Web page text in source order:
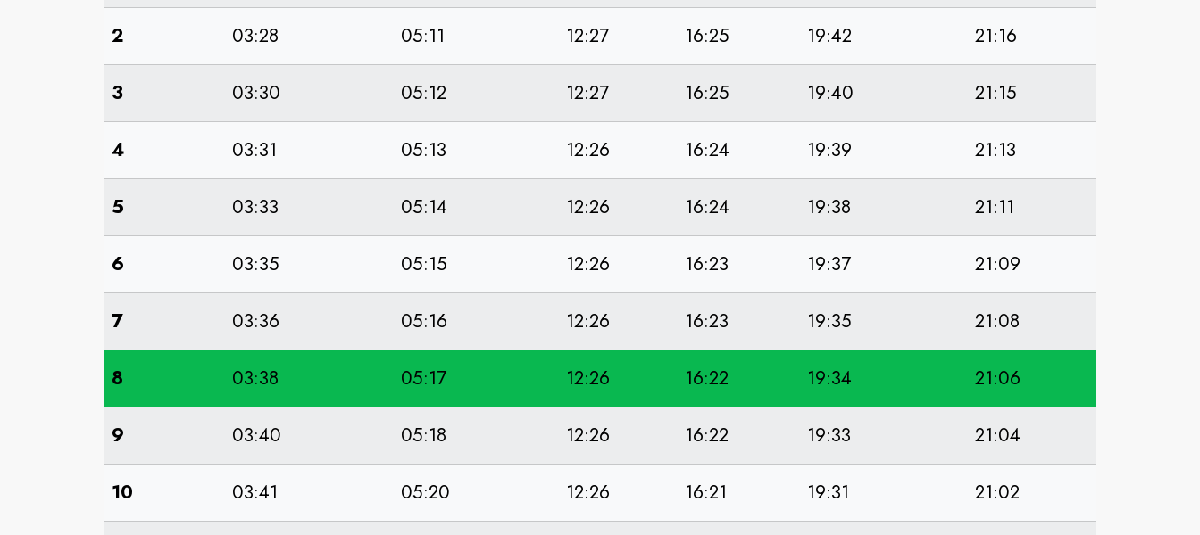
2 03:28 05:11 12:27 16:25 19:42 21:16
3 03:30 05:12 12:27 16:25 19:40 21:15
4 03:31 05:13 12:26 16:24 19:39 21:13
5 03:33 05:14 12:26 16:24 19:38 21:11
6 03:35 05:15 12:26 16:23 19:37 21:09
7 03:36 05:16 12:26 16:23 19:35 21:08
8 03:38 05:17 12:26 16:22 19:34 21:06
9 03:40 05:18 12:26 16:22 19:33 21:04
10 03:41 05:20 12:26 16:21 19:31 21:02